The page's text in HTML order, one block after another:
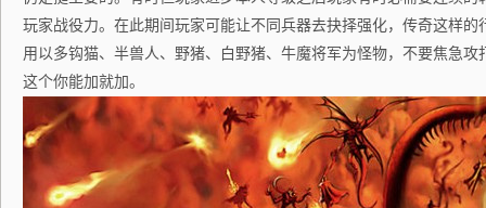
玩家战役力。在此期间玩家可能让不同兵器去抉择强化，传奇这样
用以多钩猫、半兽人、野猪、白野猪、牛魔将军为怪物，不要焦急
这个你能加就加。